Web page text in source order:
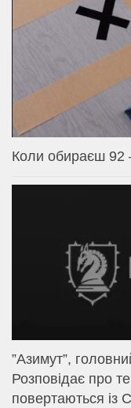
Коли обираєш
⁨”Азимут”,
Розповідає про
повертаються із